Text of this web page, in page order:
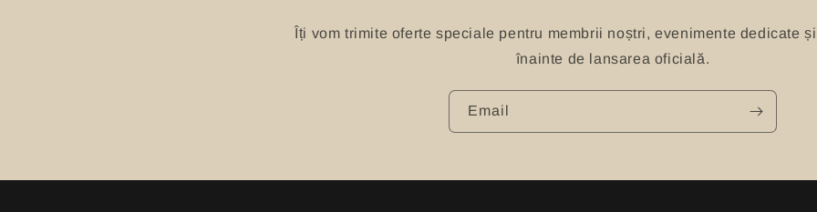
Îți vom trimite oferte speciale pentru membrii noștri, evenimente dedicate
înainte de lansarea oficială.
Email